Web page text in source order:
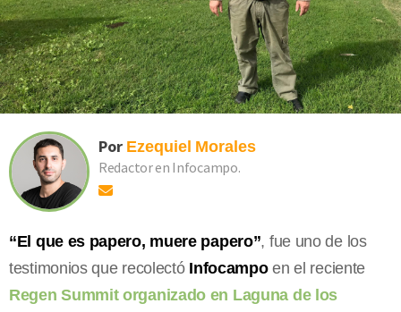
Por Ezequiel Morales
Redactor en Infocampo.
“El que es papero, muere papero”, fue uno de los
testimonios que recolectó Infocampoen el reciente
Regen Summit organizado en Laguna de los